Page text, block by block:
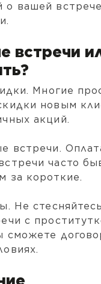
о вашей
встречи
Многие
новым
акций.
встречи.
часто
за короткие.
Не
с
сможете